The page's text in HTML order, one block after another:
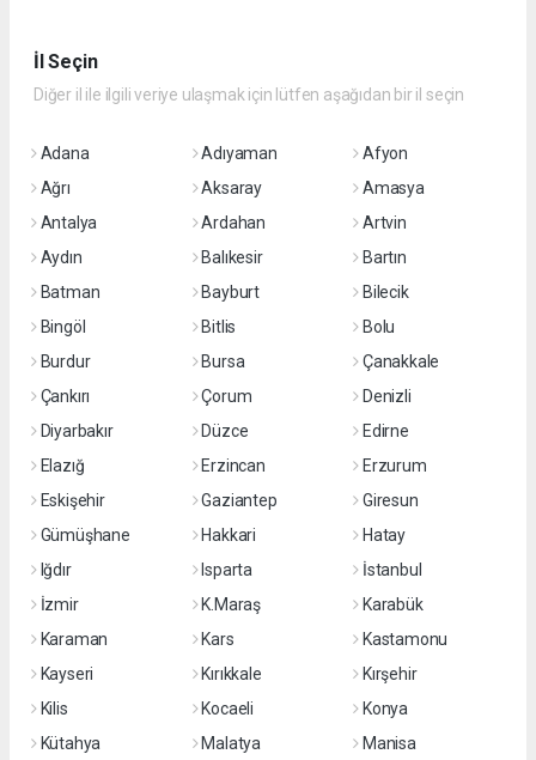
İl Seçin
Diğer il ile ilgili veriye ulaşmak için lütfen aşağıdan bir il seçin
Adana Adıyaman
Afyon
Ağrı
Aksaray
Amasya
Antalya
Ardahan
Artvin
Aydın
Balıkesir
Bartın
Batman
Bayburt
Bilecik
Bingöl
Bitlis
Bolu
Burdur
Bursa
Çanakkale
Çankırı
Çorum
Denizli
Diyarbakır
Düzce
Edirne
Elazığ
Erzincan
Erzurum
Eskişehir
Gaziantep
Giresun
Gümüşhane
Hakkari
Hatay
Iğdır
Isparta
İstanbul
İzmir
K.Maraş
Karabük
Karaman
Kars
Kastamonu
Kayseri
Kırıkkale
Kırşehir
Kilis
Kocaeli
Konya
Kütahya
Malatya
Manisa